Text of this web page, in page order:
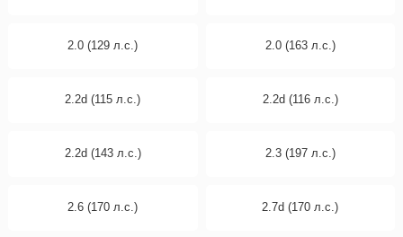
2.0 (129 л.с.) 2.0 (163 л.с.)
2.2d (115 л.с.) 2.2d (116 л.с.)
2.2d (143 л.с.) 2.3 (197 л.с.)
2.6 (170 л.с.) 2.7d (170 л.с.)